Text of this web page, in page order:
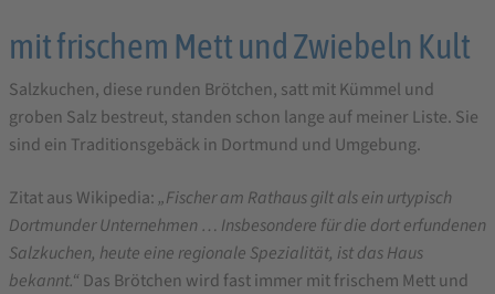
mit frischem Mett und Zwiebeln Kult
Salzkuchen, diese runden Brötchen, satt mit Kümmel und
groben Salz bestreut, standen schon lange auf meiner Liste. Sie
sind ein Traditionsgebäck in Dortmund und Umgebung.
Zitat aus Wikipedia: „Fischer am Rathaus gilt als ein urtypisch
Dortmunder Unternehmen … Insbesondere für die dort erfundenen
Salzkuchen, heute eine regionale Spezialität, ist das Haus
bekannt.“ Das Brötchen wird fast immer mit frischem Mett und